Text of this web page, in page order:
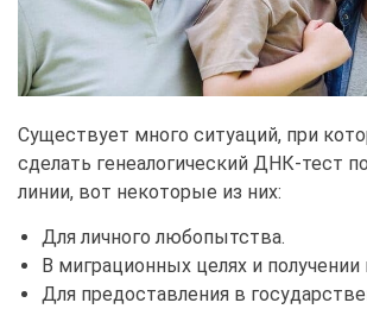
Существует много ситуаций, при
сделать генеалогический ДНК-тест
линии, вот некоторые из них:
Для личного любопытства.
В миграционных целях и получении
Для предоставления в